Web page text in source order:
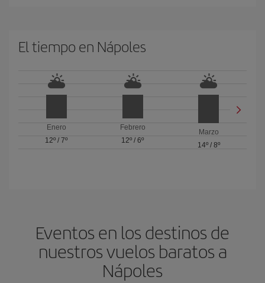
El tiempo en Nápoles
Enero
12º /7º
Febrero
12º / 6º
Marzo
14º/ 8º
Eventos en los destinos de
nuestros vuelos baratos a
Nápoles